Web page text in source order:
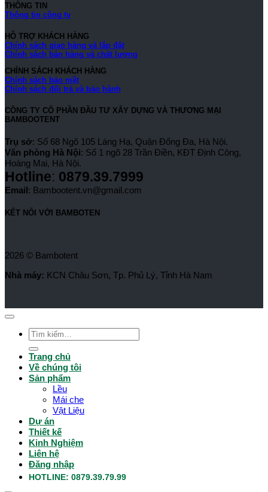
THÔNG TIN
Thông tin công ty
HỖ TRỢ KHÁCH HÀNG
Chính sách giao hàng và lắp đặt
Chính sách bán hàng và chất lượng
CHÍNH SÁCH KHÁCH HÀNG
Chính sách bảo mật
Chính sách đổi trả và bảo hành
CÔNG TY CỔ PHẦN ĐẦU TƯ XÂY DỰNG VÀ THƯƠNG MẠI
BAMBOOTENT
Trụ sở: Số 68 Ngõ 105 Láng Hạ, Quận Đống Đa, Hà Nội.
Văn phòng Hà Nội: Số 1 ngõ 28 Trần Điền, KĐT Định Công,
Hoàng Mai, Hà Nội.
Hotline: 0879.39.7999
Email: Bambootent.vn@gmail.com
KẾT NỐI VỚI BAMBOTEN
2026 © Bambotent
Nhà máy: KCN Châu Sơn, Tp. Phủ Lý, Tỉnh Hà Nam
Tìm
kiếm:
Trang chủ
Về chúng tôi
Sản phẩm
Lều
Mái che
Vật Liệu
Dự án
Thiết kế
Kinh Nghiệm
Liên hệ
Đăng nhập
HOTLINE: 0879.39.79.99